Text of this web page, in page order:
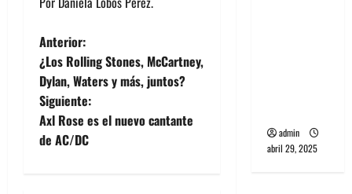
N
a
v
e
Anterior:
¿Los Rolling Stones, McCartney,
Dylan, Waters y más, juntos?
Siguiente:
Axl Rose es el nuevo cantante
de AC/DC
admin
abril 29, 2025